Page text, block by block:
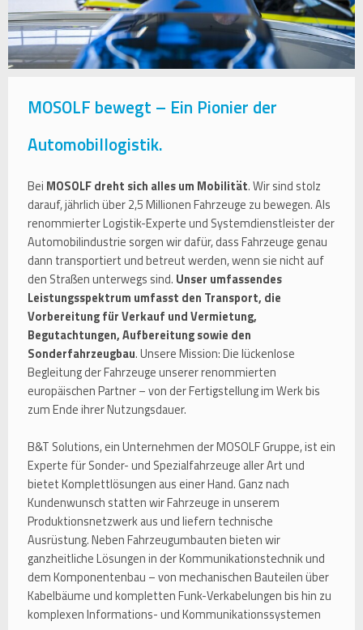
MOSOLF bewegt – Ein Pionier der
Automobillogistik.
Bei MOSOLF dreht sich alles um Mobilität. Wir sind stolz
darauf, jährlich über 2,5 Millionen Fahrzeuge zu bewegen. Als
renommierter Logistik-Experte und Systemdienstleister der
Automobilindustrie sorgen wir dafür, dass Fahrzeuge genau
dann transportiert und betreut werden, wenn sie nicht auf
den Straßen unterwegs sind. Unser umfassendes
Leistungsspektrum umfasst den Transport, die
Vorbereitung für Verkauf und Vermietung,
Begutachtungen, Aufbereitung sowie den
Sonderfahrzeugbau. Unsere Mission: Die lückenlose
Begleitung der Fahrzeuge unserer renommierten
europäischen Partner – von der Fertigstellung im Werk bis
zum Ende ihrer Nutzungsdauer.
B&T Solutions, ein Unternehmen der MOSOLF Gruppe, ist ein
Experte für Sonder- und Spezialfahrzeuge aller Art und
bietet Komplettlösungen aus einer Hand. Ganz nach
Kundenwunsch statten wir Fahrzeuge in unserem
Produktionsnetzwerk aus und liefern technische
Ausrüstung. Neben Fahrzeugumbauten bieten wir
ganzheitliche Lösungen in der Kommunikationstechnik und
dem Komponentenbau – von mechanischen Bauteilen über
Kabelbäume und kompletten Funk-Verkabelungen bis hin zu
komplexen Informations- und Kommunikationssystemen